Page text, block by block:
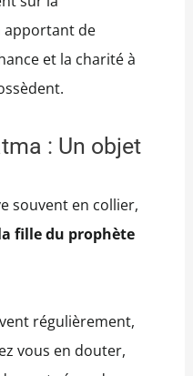
apportant de
et la charité à
: Un objet
souvent en collier,
fille du prophète
régulièrement,
vous en douter,